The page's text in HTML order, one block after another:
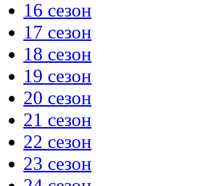
16 сезон
17 сезон
18 сезон
19 сезон
20 сезон
21 сезон
22 сезон
23 сезон